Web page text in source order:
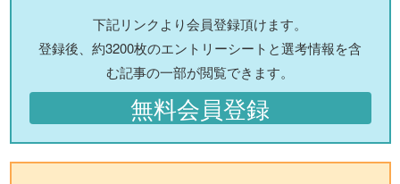
下記リンクより会員登録頂けます。
登録後、約3200枚のエントリーシートと選考情報を含
む記事の一部が閲覧できます。
無料会員登録